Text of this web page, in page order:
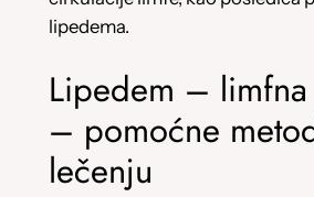
lipedema.
Lipedem –
– pomoćne
lečenju